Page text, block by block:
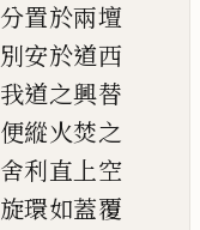
分置於兩壇
別安於道西
我道之興替
便縱火焚之
舍利直上空
旋環如蓋覆